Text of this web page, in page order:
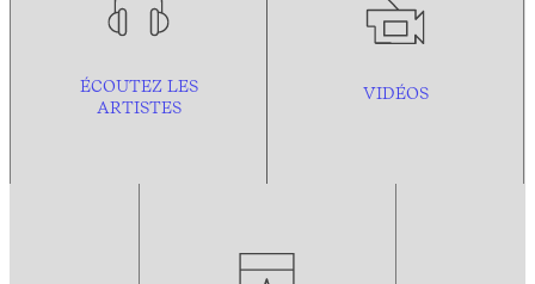
ÉCOUTEZ LES
ARTISTES
VIDÉOS